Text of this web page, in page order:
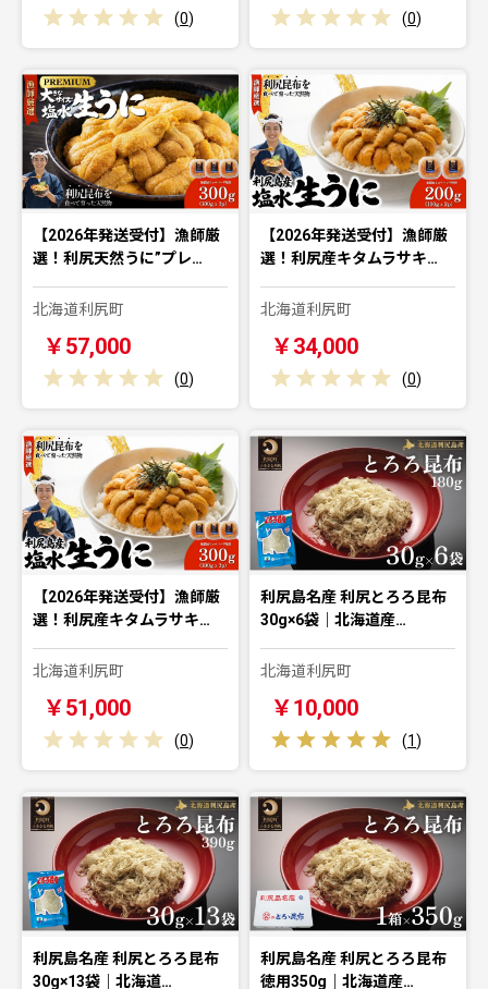
(0) (0)
【2026年発送受付】漁師厳
選！利尻天然うに”プレ…
北海道利尻町
￥57,000
(0)
【2026年発送受付】漁師厳
選！利尻産キタムラサキ…
北海道利尻町
￥34,000
(0)
【2026年発送受付】漁師厳
選！利尻産キタムラサキ…
北海道利尻町
￥51,000
(0)
利尻島名産 利尻とろろ昆布
30g×6袋｜北海道産…
北海道利尻町
￥10,000
(1)
利尻島名産 利尻とろろ昆布
30g×13袋｜北海道…
利尻島名産 利尻とろろ昆布
徳用350g｜北海道産…